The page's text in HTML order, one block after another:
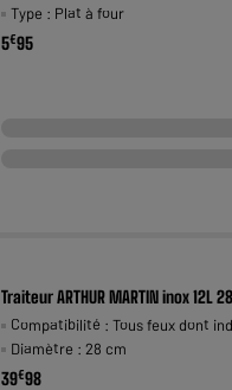
Type : Plat à four
5€95
Traiteur ARTHUR MARTIN inox 12L
Compatibilité : Tous feux dont
Diamètre : 28 cm
39€98